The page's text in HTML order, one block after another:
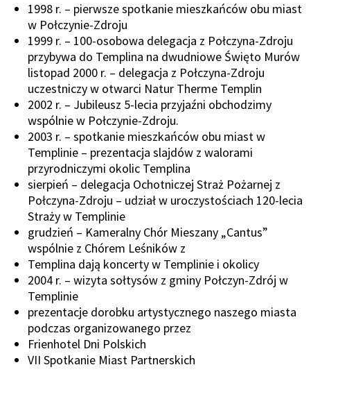
1998 r. – pierwsze spotkanie mieszkańców obu miast
w Połczynie-Zdroju
1999 r. – 100-osobowa delegacja z Połczyna-Zdroju
przybywa do Templina na dwudniowe Święto Murów
listopad 2000 r. – delegacja z Połczyna-Zdroju
uczestniczy w otwarci Natur Therme Templin
2002 r. – Jubileusz 5-lecia przyjaźni obchodzimy
wspólnie w Połczynie-Zdroju.
2003 r. – spotkanie mieszkańców obu miast w
Templinie – prezentacja slajdów z walorami
przyrodniczymi okolic Templina
sierpień – delegacja Ochotniczej Straż Pożarnej z
Połczyna-Zdroju – udział w uroczystościach 120-lecia
Straży w Templinie
grudzień – Kameralny Chór Mieszany „Cantus”
wspólnie z Chórem Leśników z
Templina dają koncerty w Templinie i okolicy
2004 r. – wizyta sołtysów z gminy Połczyn-Zdrój w
Templinie
prezentacje dorobku artystycznego naszego miasta
podczas organizowanego przez
Frienhotel Dni Polskich
VII Spotkanie Miast Partnerskich